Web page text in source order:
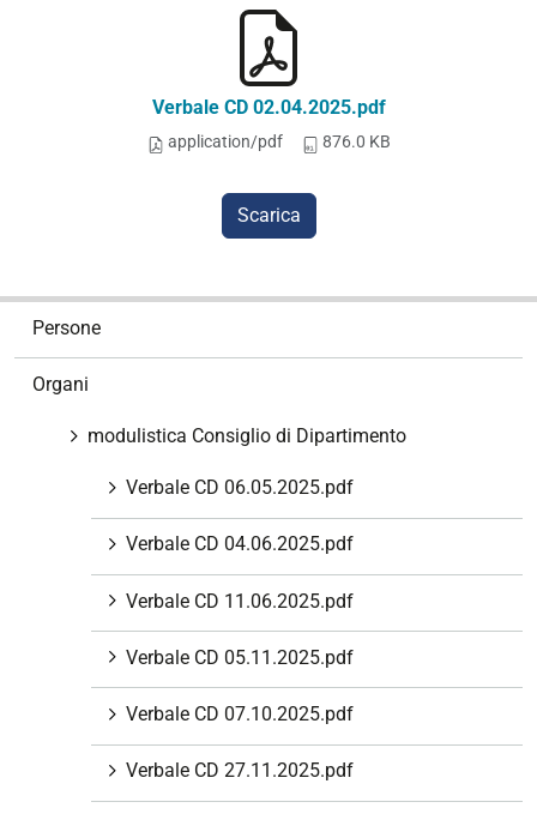
Verbale CD 02.04.2025.pdf
application/pdf 876.0 KB
Scarica
Persone
Organi
modulistica Consiglio di Dipartimento
Verbale CD 06.05.2025.pdf
Verbale CD 04.06.2025.pdf
Verbale CD 11.06.2025.pdf
Verbale CD 05.11.2025.pdf
Verbale CD 07.10.2025.pdf
Verbale CD 27.11.2025.pdf